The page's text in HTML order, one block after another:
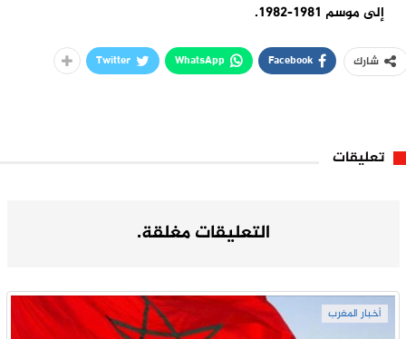
إلى موسم 1981-1982.
شارك Facebook
WhatsApp
Twitter
تعليقات
التعليقات مغلقة.
أخبار المغرب